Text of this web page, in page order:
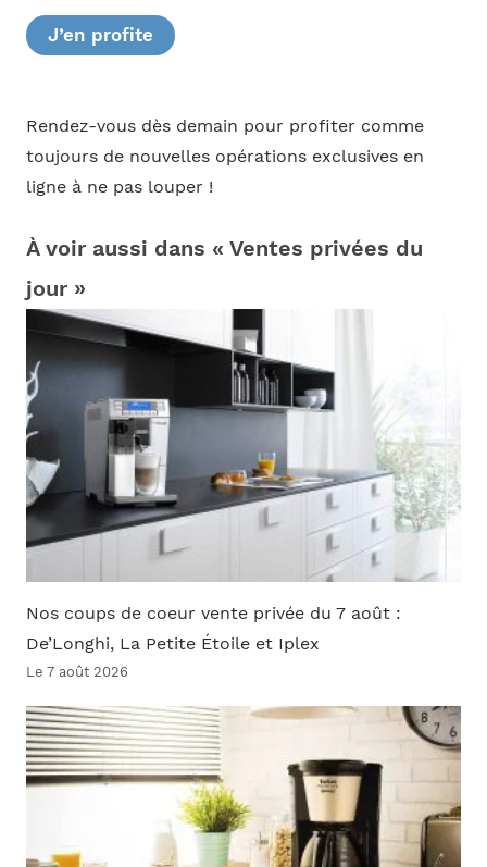
J’en profite
Rendez-vous dès demain pour profiter comme
toujours de nouvelles opérations exclusives en
ligne à ne pas louper !
À voir aussi dans « Ventes privées du
jour »
Nos coups de coeur vente privée du 7 août :
De’Longhi, La Petite Étoile et Iplex
Le 7 août 2026